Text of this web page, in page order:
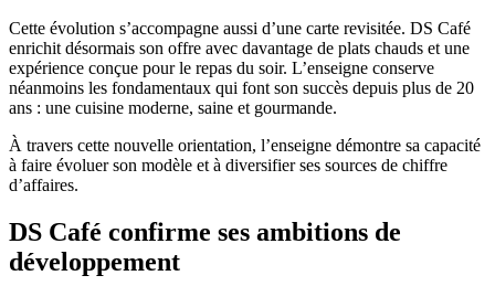
Cette évolution s’accompagne aussi d’une carte revisitée. DS Café
enrichit désormais son offre avec davantage de plats chauds et une
expérience conçue pour le repas du soir. L’enseigne conserve
néanmoins les fondamentaux qui font son succès depuis plus de 20
ans : une cuisine moderne, saine et gourmande.
À travers cette nouvelle orientation, l’enseigne démontre sa capacité
à faire évoluer son modèle et à diversifier ses sources de chiffre
d’affaires.
DS Café confirme ses ambitions de
développement